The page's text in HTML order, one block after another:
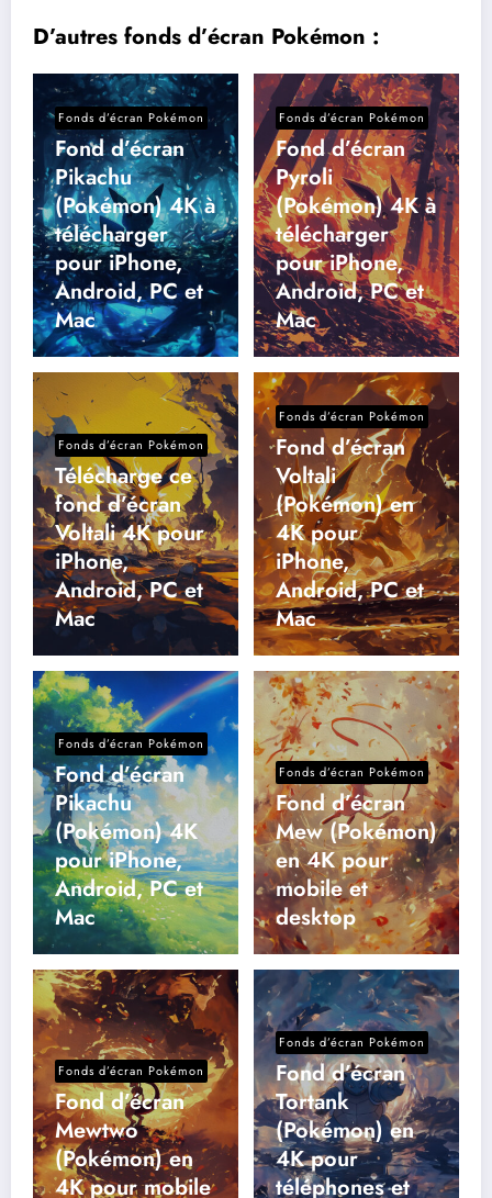
D’autres fonds d’écran Pokémon :
Fonds d’écran Pokémon
Fond d’écran
Pikachu
(Pokémon) 4K à
télécharger
pour iPhone,
Android, PC et
Mac
Fonds d’écran Pokémon
Fond d’écran
Pyroli
(Pokémon) 4K à
télécharger
pour iPhone,
Android, PC et
Mac
Fonds d’écran Pokémon
Télécharge ce
fond d’écran
Voltali 4K pour
iPhone,
Android, PC et
Mac
Fonds d’écran Pokémon
Fond d’écran
Voltali
(Pokémon) en
4K pour
iPhone,
Android, PC et
Mac
Fonds d’écran Pokémon
Fond d’écran
Pikachu
(Pokémon) 4K
pour iPhone,
Android, PC et
Mac
Fonds d’écran Pokémon
Fond d’écran
Mew (Pokémon)
en 4K pour
mobile et
desktop
Fonds d’écran Pokémon
Fond d’écran
Mewtwo
(Pokémon) en
4K pour mobile
Fonds d’écran Pokémon
Fond d’écran
Tortank
(Pokémon) en
4K pour
téléphones et